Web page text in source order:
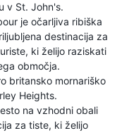
v St. John's.
je očarljiva ribiška
destinacija za
ki želijo raziskati
območja.
britansko mornariško
Heights.
na vzhodni obali
za tiste, ki želijo